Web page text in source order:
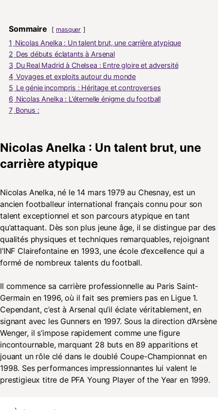
Sommaire masquer
1 Nicolas Anelka : Un talent brut, une carrière atypique
2 Des débuts éclatants à Arsenal
3 Du Real Madrid à Chelsea : Entre gloire et adversité
4 Voyages et exploits autour du monde
5 Le génie incompris : Héritage et controverses
6 Nicolas Anelka : L’éternelle énigme du football
7 Bonus :
Nicolas Anelka : Un talent brut, une
carrière atypique
Nicolas Anelka, né le 14 mars 1979 au Chesnay, est un
ancien footballeur international français connu pour son
talent exceptionnel et son parcours atypique en tant
qu’attaquant. Dès son plus jeune âge, il se distingue par des
qualités physiques et techniques remarquables, rejoignant
l’INF Clairefontaine en 1993, une école d’excellence qui a
formé de nombreux talents du football.
Il commence sa carrière professionnelle au Paris Saint-
Germain en 1996, où il fait ses premiers pas en Ligue 1.
Cependant, c’est à Arsenal qu’il éclate véritablement, en
signant avec les Gunners en 1997. Sous la direction d’Arsène
Wenger, il s’impose rapidement comme une figure
incontournable, marquant 28 buts en 89 apparitions et
jouant un rôle clé dans le doublé Coupe-Championnat en
1998. Ses performances impressionnantes lui valent le
prestigieux titre de PFA Young Player of the Year en 1999.